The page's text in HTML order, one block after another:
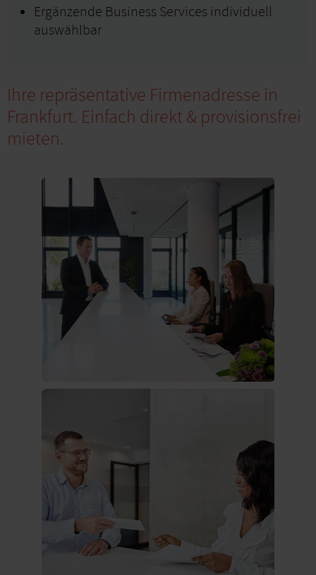
Ergänzende Business Services individuell
auswählbar
Ihre repräsentative Firmenadresse in
Frankfurt. Einfach direkt & provisionsfrei
mieten.